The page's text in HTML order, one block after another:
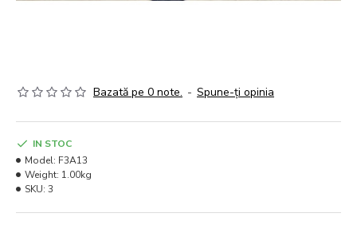
Bazată pe 0 note. - Spune-ţi opinia
IN STOC
Model: F3A13
Weight: 1.00kg
SKU: 3